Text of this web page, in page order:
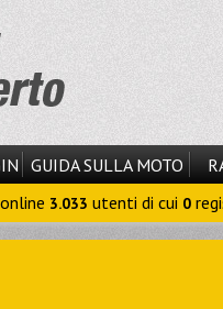
GUIDA SULLA MOTO
3.033 utenti di cui 0